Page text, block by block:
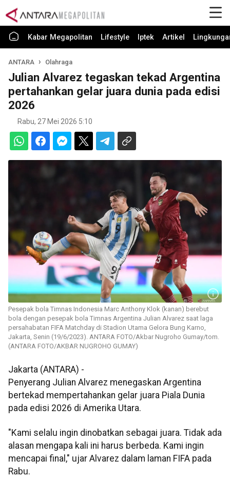
Kabar Megapolitan Lifestyle Iptek Artikel
ANTARA Olahraga
Julian Alvarez tegaskan tekad Argentina
pertahankan gelar juara dunia pada edisi
2026
Rabu, 27 Mei 2026 5:10
Pesepak bola Timnas Indonesia Marc Anthony Klok (kanan) berebut
bola dengan pesepak bola Timnas Argentina Julian Alvarez saat laga
persahabatan FIFA Matchday di Stadion Utama Gelora Bung Karno,
Jakarta, Senin (19/6/2023). ANTARA FOTO/Akbar Nugroho Gumay/tom.
(ANTARA FOTO/AKBAR NUGROHO GUMAY)
Jakarta (ANTARA) -
Penyerang Julian Alvarez menegaskan Argentina
bertekad mempertahankan gelar juara Piala Dunia
pada edisi 2026 di Amerika Utara.
"Kami selalu ingin dinobatkan sebagai juara. Tidak ada
alasan mengapa kali ini harus berbeda. Kami ingin
mencapai final," ujar Alvarez dalam laman FIFA pada
Rabu.